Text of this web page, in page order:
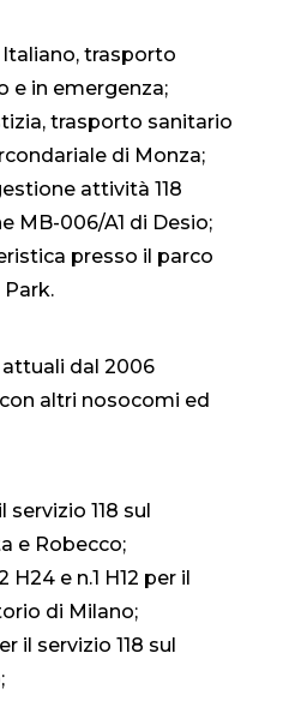
trasporto
e in emergenza;
trasporto sanitario
di Monza;
attività 118
MB-006/A1 di Desio;
presso il parco
dal 2006
altri nosocomi ed
118 sul
e Robecco;
e n.1 H12 per il
di Milano;
il servizio 118 sul